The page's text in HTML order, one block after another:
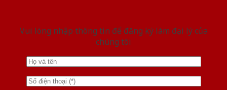
Vui lòng nhập thông tin để đăng ký làm đại lý của
chúng tôi